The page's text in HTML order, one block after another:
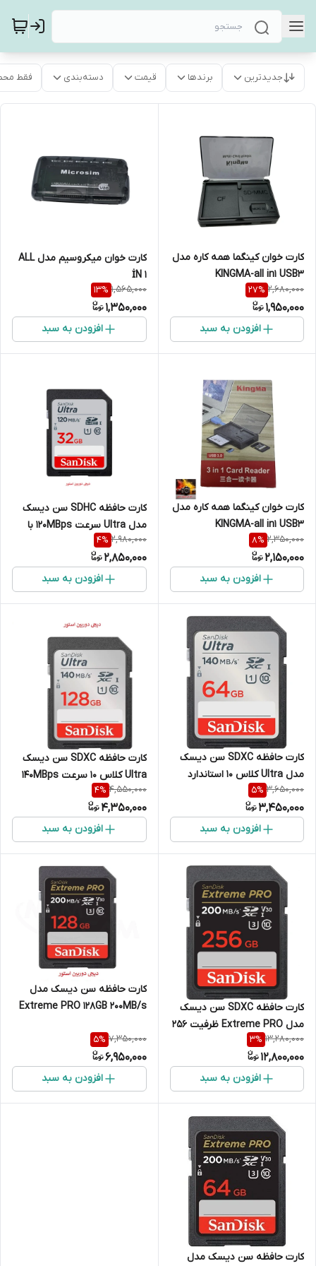
جدیدترین برندها قیمت دسته‌بندی فقط
کارت خوان کینگما همه کاره مدل
KINGMA-all in1 USB3
2,680,000
27%
1,950,000
افزودن به سبد
کارت خوان میکروسیم مدل ALL
İN 1
1,565,000
13%
1,350,000
افزودن به سبد
کارت خوان کینگما همه کاره مدل
KINGMA-all in1 USB3
2,350,000
8%
2,150,000
افزودن به سبد
کارت حافظه SDHC سن دیسک
مدل Ultra سرعت 120MBps با
ظرفیت 32 گیگابایت
2,980,000
4%
2,850,000
افزودن به سبد
کارت حافظه SDXC سن دیسک
مدل Ultra کلاس 10 استاندارد
ظرفیت 64 گیگابایت
3,650,000
5%
3,450,000
افزودن به سبد
کارت حافظه SDXC سن دیسک
Ultra کلاس 10 سرعت 140MBps
ظرفیت 128 گیگابایت
4,550,000
4%
4,350,000
افزودن به سبد
کارت حافظه SDXC سن دیسک
مدل Extreme PRO ظرفیت 256
گیگابایت – 200MB{اصلی}
13,280,000
3%
12,800,000
افزودن به سبد
کارت حافظه سن دیسک مدل
Extreme PRO 128GB 200MB/s
7,350,000
5%
6,950,000
افزودن به سبد
کارت حافظه سن دیسک مدل